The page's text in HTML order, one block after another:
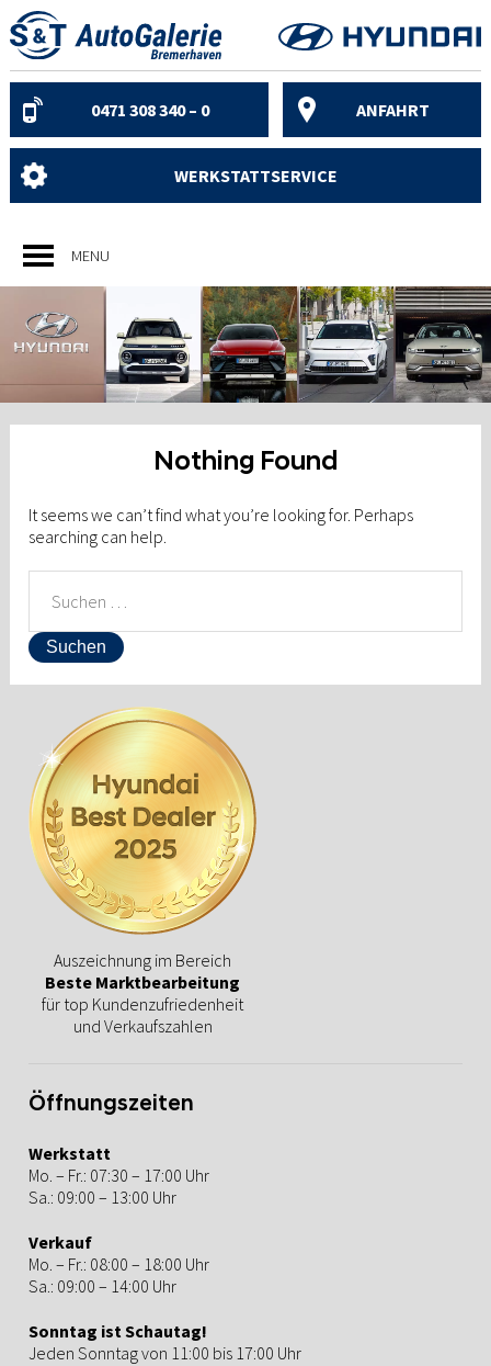
Skip
to
content
0471 308 340 – 0 ANFAHRT
WERKSTATTSERVICE
MENU
Nothing Found
It seems we can’t find what you’re looking for. Perhaps
searching can help.
NACH:
Auszeichnung im Bereich
Beste Marktbearbeitung
für top Kundenzufriedenheit
und Verkaufszahlen
Öffnungszeiten
Werkstatt
Mo. – Fr.: 07:30 – 17:00 Uhr
Sa.: 09:00 – 13:00 Uhr
Verkauf
Mo. – Fr.: 08:00 – 18:00 Uhr
Sa.: 09:00 – 14:00 Uhr
Sonntag ist Schautag!
Jeden Sonntag von 11:00 bis 17:00 Uhr